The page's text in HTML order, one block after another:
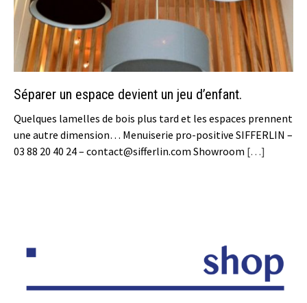
Séparer un espace devient un jeu d’enfant.
Quelques lamelles de bois plus tard et les espaces prennent
une autre dimension… Menuiserie pro-positive SIFFERLIN –
03 88 20 40 24 – contact@sifferlin.com Showroom […]